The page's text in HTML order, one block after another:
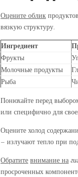
Оцените облик
вязкую структуру.
Ингредиент
Фрукты
Молочные продукты
Рыба
Понюхайте перед
или специфично для
Оцените холод
– излучают тепло при
Обратите внимание на
просроченных